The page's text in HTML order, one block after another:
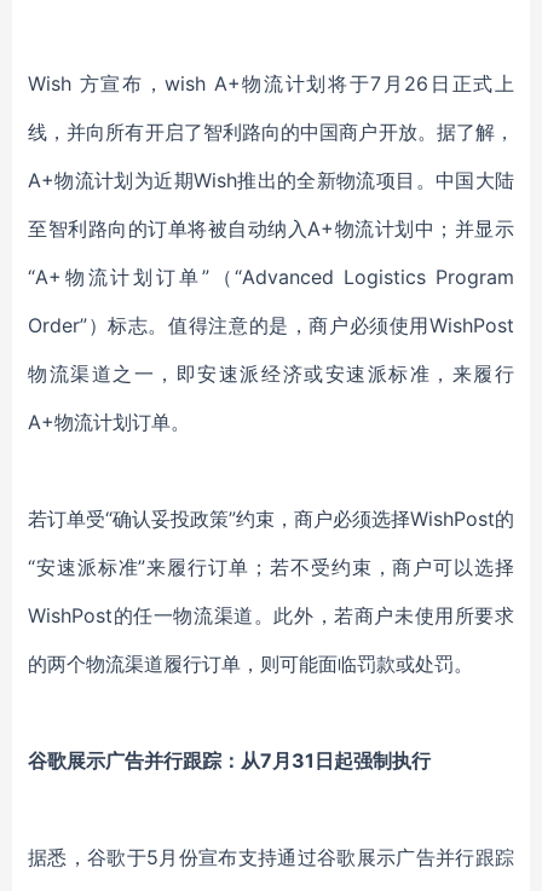
Wish 方宣布，wish A+物流计划将于7月26日正式上
线，并向所有开启了智利路向的中国商户开放。据了解，
A+物流计划为近期Wish推出的全新物流项目。中国大陆
至智利路向的订单将被自动纳入A+物流计划中；并显示
“A+物流计划订单”（“Advanced Logistics Program
Order”）标志。值得注意的是，商户必须使用WishPost
物流渠道之一，即安速派经济或安速派标准，来履行
A+物流计划订单。
若订单受“确认妥投政策”约束，商户必须选择WishPost的
“安速派标准”来履行订单；若不受约束，商户可以选择
WishPost的任一物流渠道。此外，若商户未使用所要求
的两个物流渠道履行订单，则可能面临罚款或处罚。
谷歌展示广告并行跟踪：从7月31日起强制执行
据悉，谷歌于5月份宣布支持通过谷歌展示广告并行跟踪